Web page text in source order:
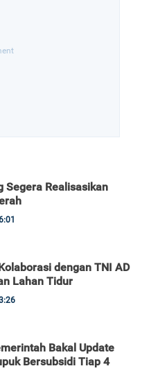
Segera Realisasikan
dengan TNI AD
Lahan Tidur
Bakal Update
Bersubsidi Tiap 4